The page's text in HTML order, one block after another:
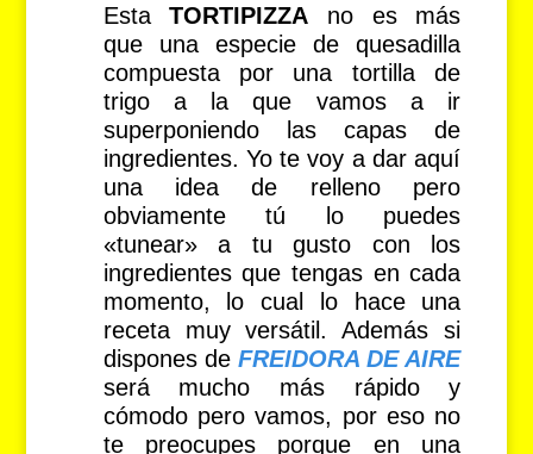
EstaTORTIPIZZA no es más
que una especie de quesadilla
compuesta por una tortilla de
trigo a la que vamos a ir
superponiendo las capas de
ingredientes. Yo te voy a dar aquí
una idea de relleno pero
obviamente tú lo puedes
«tunear» a tu gusto con los
ingredientes que tengas en cada
momento, lo cual lo hace una
receta muy versátil. Además si
dispones de FREIDORA DE AIRE
será mucho más rápido y
cómodo pero vamos, por eso no
te preocupes porque en una